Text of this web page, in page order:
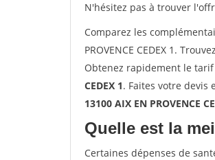
N'hésitez pas à trouver
Comparez les
PROVENCE CEDEX 1.
Obtenez rapidement le
CEDEX 1. Faites votre devis
13100 AIX EN PROVENCE
Quelle est la
Certaines dépenses de